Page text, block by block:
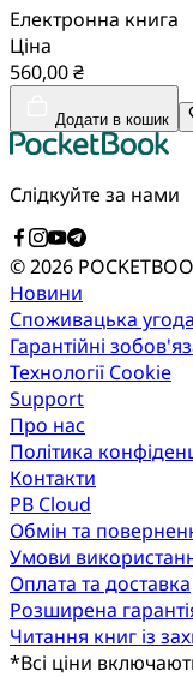
Електронна книга
Ціна
560,00 ₴
Додати в кошик
Слідкуйте за нами
© 2026
Новини
Споживацька угода
Гарантійні
Технології Cookie
Support
Про нас
Політика
Контакти
PB Cloud
Обмін та
Умови
Оплата та доставка
Розширена
Читання книг із
*Всі ціни